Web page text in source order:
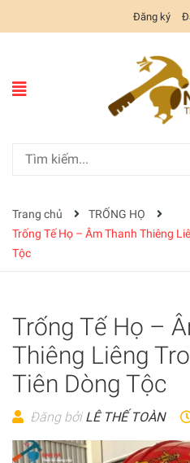
Đăng ký
Trang chủ
TRỐNG HỌ
Trống Tế Họ – Âm Thanh Thiêng
Tộc
Trống Tế Họ –
Thiêng Liêng
Tiên Dòng Tộc
Đăng bởi LÊ THẾ TOÀN